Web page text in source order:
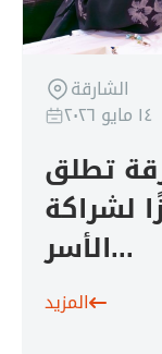
الشارقة
١٤ مايو ٢٠٢٦
تطلق
لشراكة
الأسر...
المزيد